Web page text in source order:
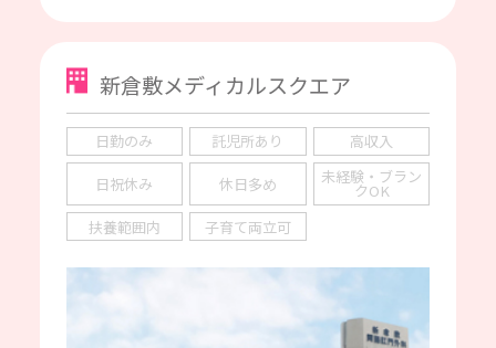
新倉敷メディカルスクエア
日勤のみ 託児所あり 高収入
日祝休み 休日多め 未経験・ブラン
クOK
扶養範囲内
子育て両立可